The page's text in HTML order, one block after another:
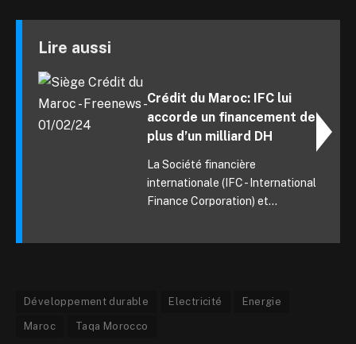
Lire aussi
Crédit du Maroc: IFC lui
accorde un financement de
plus d’un milliard DH
La Société financière
internationale (IFC - International
Finance Corporation) et...
Développement durable Electricité Energie
Maroc Taqa Morocco